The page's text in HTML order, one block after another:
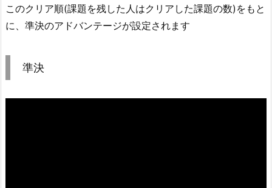
このクリア順(課題を残した人はクリアした課題の数)をもと
に、準決のアドバンテージが設定されます
準決